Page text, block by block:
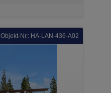
Objekt-Nr.: HA-LAN-436-A02